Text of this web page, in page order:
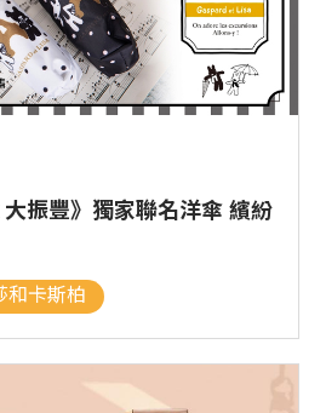
大振豐》獨家聯名洋傘 繽紛
和卡斯柏